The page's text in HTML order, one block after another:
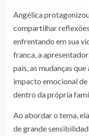
Angélica
compartilhar
enfrentando em sua
franca, a
pais, as mudanças
impacto emocional de
dentro da própria
Ao abordar o tema,
de grande